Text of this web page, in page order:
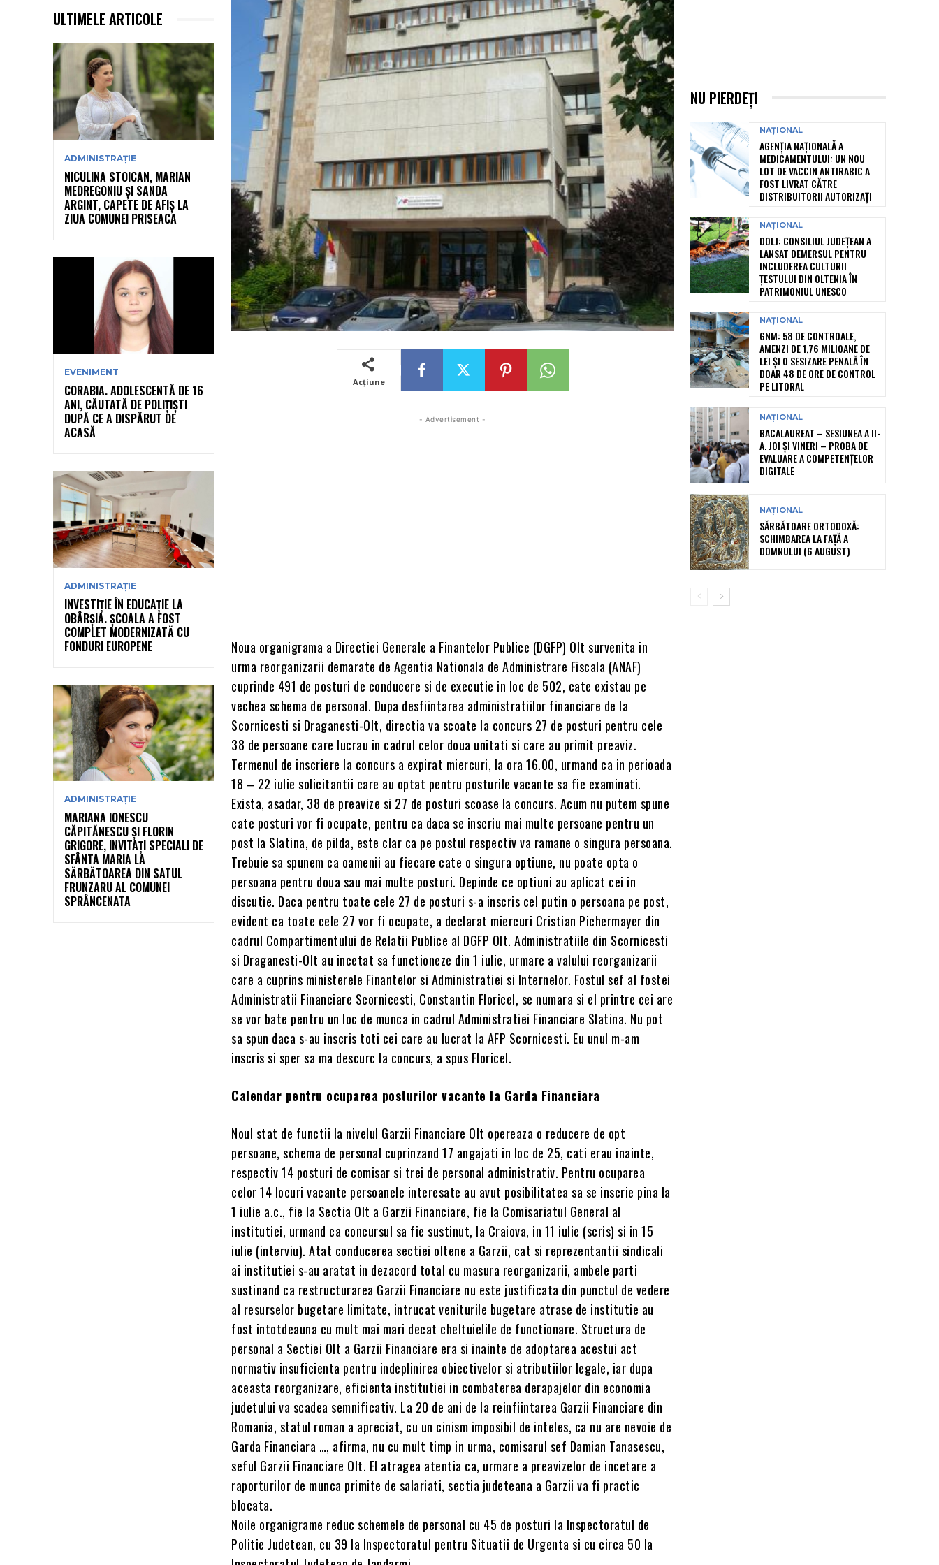
ULTIMELE ARTICOLE
ADMINISTRAȚIE
NICULINA STOICAN, MARIAN
MEDREGONIU ȘI SANDA
ARGINT, CAPETE DE AFIȘ LA
ZIUA COMUNEI PRISEACA
EVENIMENT
CORABIA. ADOLESCENTĂ DE 16
ANI, CĂUTATĂ DE POLIȚIȘTI
DUPĂ CE A DISPĂRUT DE
ACASĂ
ADMINISTRAȚIE
INVESTIȚIE ÎN EDUCAȚIE LA
OBÂRȘIA. ȘCOALA A FOST
COMPLET MODERNIZATĂ CU
FONDURI EUROPENE
ADMINISTRAȚIE
MARIANA IONESCU
CĂPITĂNESCU ȘI FLORIN
GRIGORE, INVITAȚI SPECIALI DE
SFÂNTA MARIA LA
SĂRBĂTOAREA DIN SATUL
FRUNZARU AL COMUNEI
SPRÂNCENATA
Acțiune
- Advertisement -
Noua organigrama a Directiei Generale a Finantelor Publice (DGFP) Olt survenita in
urma reorganizarii demarate de Agentia Nationala de Administrare Fiscala (ANAF)
cuprinde 491 de posturi de conducere si de executie in loc de 502, cate existau pe
vechea schema de personal. Dupa desfiintarea administratiilor financiare de la
Scornicesti si Draganesti-Olt, directia va scoate la concurs 27 de posturi pentru cele
38 de persoane care lucrau in cadrul celor doua unitati si care au primit preaviz.
Termenul de inscriere la concurs a expirat miercuri, la ora 16.00, urmand ca in perioada
18 – 22 iulie solicitantii care au optat pentru posturile vacante sa fie examinati.
Exista, asadar, 38 de preavize si 27 de posturi scoase la concurs. Acum nu putem spune
cate posturi vor fi ocupate, pentru ca daca se inscriu mai multe persoane pentru un
post la Slatina, de pilda, este clar ca pe postul respectiv va ramane o singura persoana.
Trebuie sa spunem ca oamenii au fiecare cate o singura optiune, nu poate opta o
persoana pentru doua sau mai multe posturi. Depinde ce optiuni au aplicat cei in
discutie. Daca pentru toate cele 27 de posturi s-a inscris cel putin o persoana pe post,
evident ca toate cele 27 vor fi ocupate, a declarat miercuri Cristian Pichermayer din
cadrul Compartimentului de Relatii Publice al DGFP Olt. Administratiile din Scornicesti
si Draganesti-Olt au incetat sa functioneze din 1 iulie, urmare a valului reorganizarii
care a cuprins ministerele Finantelor si Administratiei si Internelor. Fostul sef al fostei
Administratii Financiare Scornicesti, Constantin Floricel, se numara si el printre cei are
se vor bate pentru un loc de munca in cadrul Administratiei Financiare Slatina. Nu pot
sa spun daca s-au inscris toti cei care au lucrat la AFP Scornicesti. Eu unul m-am
inscris si sper sa ma descurc la concurs, a spus Floricel.
Calendar pentru ocuparea posturilor vacante la Garda Financiara
Noul stat de functii la nivelul Garzii Financiare Olt opereaza o reducere de opt
persoane, schema de personal cuprinzand 17 angajati in loc de 25, cati erau inainte,
respectiv 14 posturi de comisar si trei de personal administrativ. Pentru ocuparea
celor 14 locuri vacante persoanele interesate au avut posibilitatea sa se inscrie pina la
1 iulie a.c., fie la Sectia Olt a Garzii Financiare, fie la Comisariatul General al
institutiei, urmand ca concursul sa fie sustinut, la Craiova, in 11 iulie (scris) si in 15
iulie (interviu). Atat conducerea sectiei oltene a Garzii, cat si reprezentantii sindicali
ai institutiei s-au aratat in dezacord total cu masura reorganizarii, ambele parti
sustinand ca restructurarea Garzii Financiare nu este justificata din punctul de vedere
al resurselor bugetare limitate, intrucat veniturile bugetare atrase de institutie au
fost intotdeauna cu mult mai mari decat cheltuielile de functionare. Structura de
personal a Sectiei Olt a Garzii Financiare era si inainte de adoptarea acestui act
normativ insuficienta pentru indeplinirea obiectivelor si atributiilor legale, iar dupa
aceasta reorganizare, eficienta institutiei in combaterea derapajelor din economia
judetului va scadea semnificativ. La 20 de ani de la reinfiintarea Garzii Financiare din
Romania, statul roman a apreciat, cu un cinism imposibil de inteles, ca nu are nevoie de
Garda Financiara …, afirma, nu cu mult timp in urma, comisarul sef Damian Tanasescu,
seful Garzii Financiare Olt. El atragea atentia ca, urmare a preavizelor de incetare a
raporturilor de munca primite de salariati, sectia judeteana a Garzii va fi practic
blocata.
Noile organigrame reduc schemele de personal cu 45 de posturi la Inspectoratul de
Politie Judetean, cu 39 la Inspectoratul pentru Situatii de Urgenta si cu circa 50 la
NU PIERDEȚI
NAȚIONAL
AGENȚIA NAȚIONALĂ A
MEDICAMENTULUI: UN NOU
LOT DE VACCIN ANTIRABIC A
FOST LIVRAT CĂTRE
DISTRIBUITORII AUTORIZAȚI
NAȚIONAL
DOLJ: CONSILIUL JUDEȚEAN A
LANSAT DEMERSUL PENTRU
INCLUDEREA CULTURII
ȚESTULUI DIN OLTENIA ÎN
PATRIMONIUL UNESCO
NAȚIONAL
GNM: 58 DE CONTROALE,
AMENZI DE 1,76 MILIOANE DE
LEI ȘI O SESIZARE PENALĂ ÎN
DOAR 48 DE ORE DE CONTROL
PE LITORAL
NAȚIONAL
BACALAUREAT – SESIUNEA A II-
A. JOI ȘI VINERI – PROBA DE
EVALUARE A COMPETENȚELOR
DIGITALE
NAȚIONAL
SĂRBĂTOARE ORTODOXĂ:
SCHIMBAREA LA FAȚĂ A
DOMNULUI (6 AUGUST)